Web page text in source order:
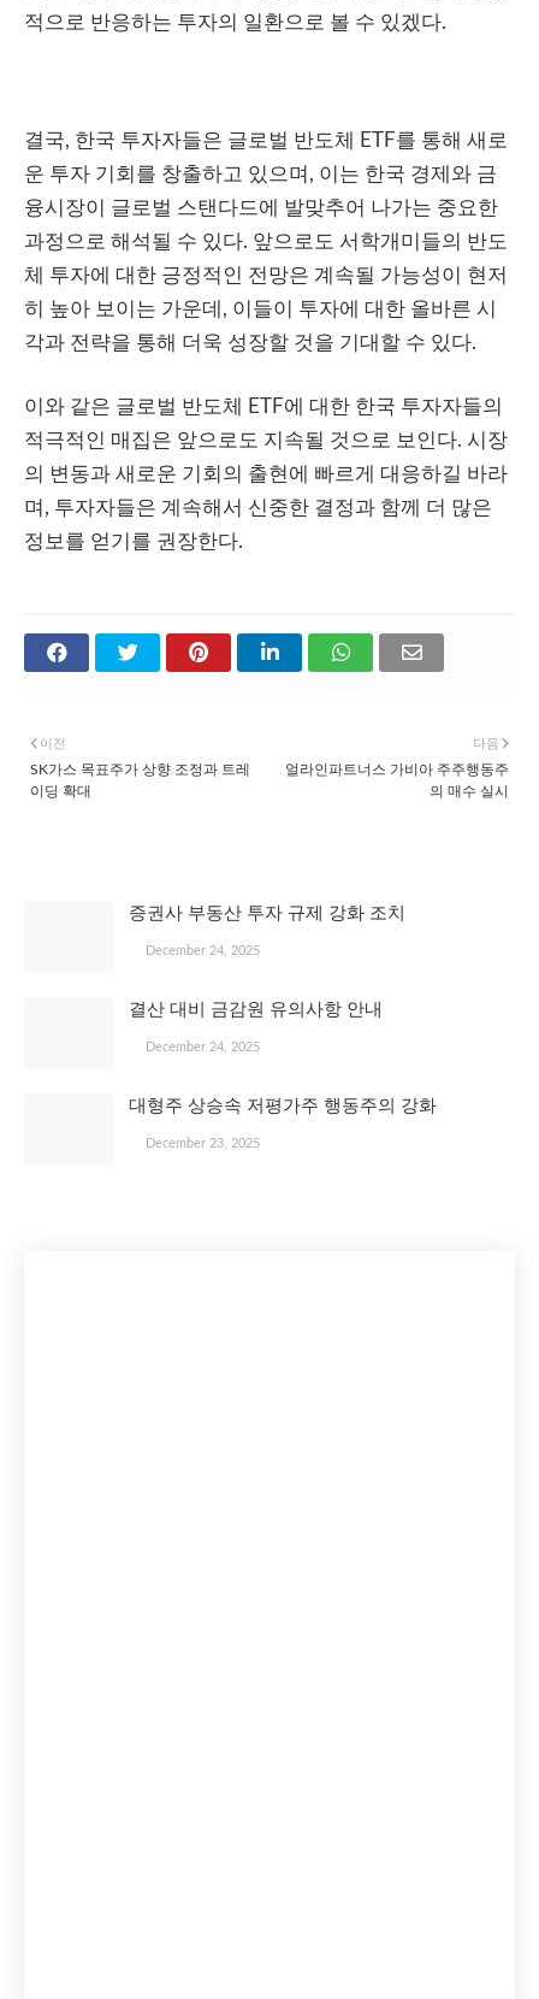
적으로 반응하는 투자의 일환으로 볼 수 있겠다.
결국, 한국 투자자들은 글로벌 반도체 ETF를 통해 새로
운 투자 기회를 창출하고 있으며, 이는 한국 경제와 금
융시장이 글로벌 스탠다드에 발맞추어 나가는 중요한
과정으로 해석될 수 있다. 앞으로도 서학개미들의 반도
체 투자에 대한 긍정적인 전망은 계속될 가능성이 현저
히 높아 보이는 가운데, 이들이 투자에 대한 올바른 시
각과 전략을 통해 더욱 성장할 것을 기대할 수 있다.
이와 같은 글로벌 반도체 ETF에 대한 한국 투자자들의
적극적인 매집은 앞으로도 지속될 것으로 보인다. 시장
의 변동과 새로운 기회의 출현에 빠르게 대응하길 바라
며, 투자자들은 계속해서 신중한 결정과 함께 더 많은
정보를 얻기를 권장한다.
다음
얼라인파트너스 가비아 주주행동주
의 매수 실시
이전
SK가스 목표주가 상향 조정과 트레
이딩 확대
증권사 부동산 투자 규제 강화 조치
December 24, 2025
결산 대비 금감원 유의사항 안내
December 24, 2025
대형주 상승속 저평가주 행동주의 강화
December 23, 2025